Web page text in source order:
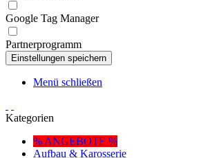
Google Tag Manager
Partnerprogramm
Menü schließen
Kategorien
% ANGEBOTE %
Aufbau & Karosserie